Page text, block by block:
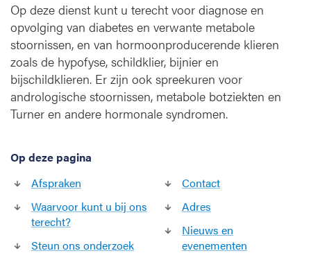
r
i
n
o
o
g
i
Op deze dienst kunt u terecht voor diagnose en
opvolging van diabetes en verwante metabole
stoornissen, en van hormoonproducerende klieren
zoals de hypofyse, schildklier, bijnier en
bijschildklieren. Er zijn ook spreekuren voor
andrologische stoornissen, metabole botziekten en
Turner en andere hormonale syndromen.
Op deze pagina
Afspraken
Waarvoor kunt u bij ons
terecht?
Steun ons onderzoek
Contact
Adres
Nieuws en
evenementen